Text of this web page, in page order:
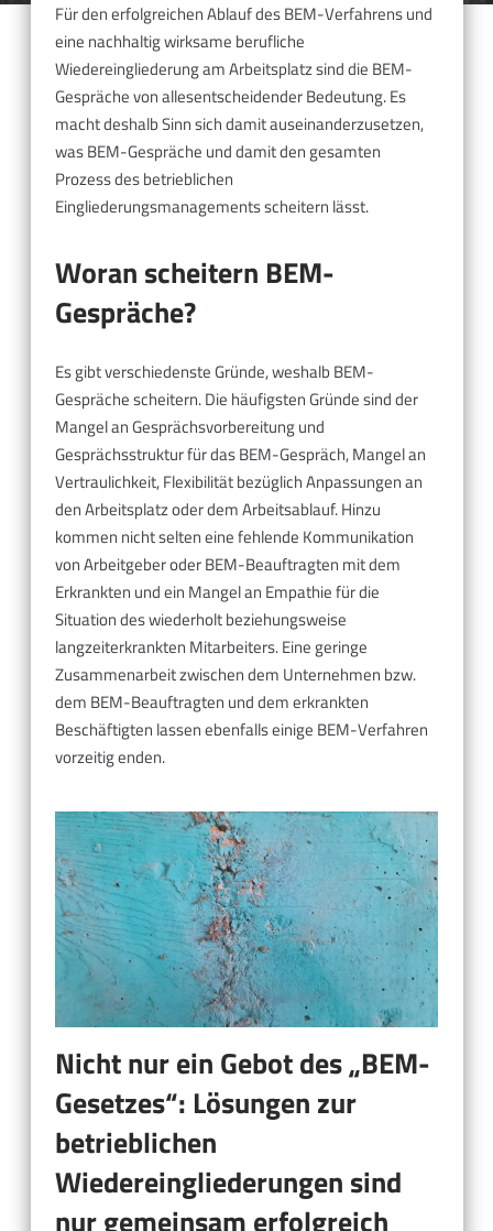
Für den erfolgreichen Ablauf des BEM-Verfahrens und
eine nachhaltig wirksame berufliche
Wiedereingliederung am Arbeitsplatz sind die BEM-
Gespräche von allesentscheidender Bedeutung. Es
macht deshalb Sinn sich damit auseinanderzusetzen,
was BEM-Gespräche und damit den gesamten
Prozess des betrieblichen
Eingliederungsmanagements scheitern lässt.
Woran scheitern BEM-
Gespräche?
Es gibt verschiedenste Gründe, weshalb BEM-
Gespräche scheitern. Die häufigsten Gründe sind der
Mangel an Gesprächsvorbereitung und
Gesprächsstruktur für das BEM-Gespräch, Mangel an
Vertraulichkeit, Flexibilität bezüglich Anpassungen an
den Arbeitsplatz oder dem Arbeitsablauf. Hinzu
kommen nicht selten eine fehlende Kommunikation
von Arbeitgeber oder BEM-Beauftragten mit dem
Erkrankten und ein Mangel an Empathie für die
Situation des wiederholt beziehungsweise
langzeiterkrankten Mitarbeiters. Eine geringe
Zusammenarbeit zwischen dem Unternehmen bzw.
dem BEM-Beauftragten und dem erkrankten
Beschäftigten lassen ebenfalls einige BEM-Verfahren
vorzeitig enden.
Nicht nur ein Gebot des „BEM-
Gesetzes“: Lösungen zur
betrieblichen
Wiedereingliederungen sind
nur gemeinsam erfolgreich